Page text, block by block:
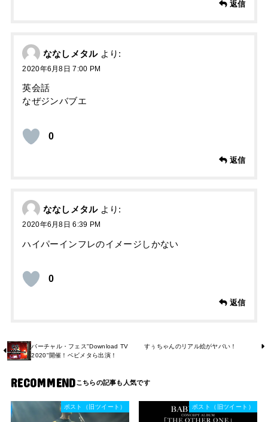
返信
ななしメタル より:
2020年6月8日 7:00 PM
英会話
なぜジンバブエ
0
返信
ななしメタル より:
2020年6月8日 6:39 PM
ハイパーインフレのイメージしかない
0
返信
バーチャル・フェス"Download TV
2020"開催！ベビメタら出演！
すぅちゃんのリアル絵がヤバい！
RECOMMEND
ポスト（旧ツイート） ポスト（旧ツイート）